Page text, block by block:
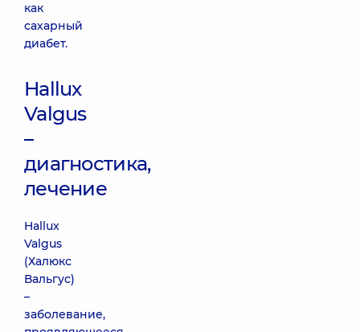
как
сахарный
диабет.
Hallux
Valgus
–
диагностика,
лечение
Hallux
Valgus
(Халюкс
Вальгус)
–
заболевание,